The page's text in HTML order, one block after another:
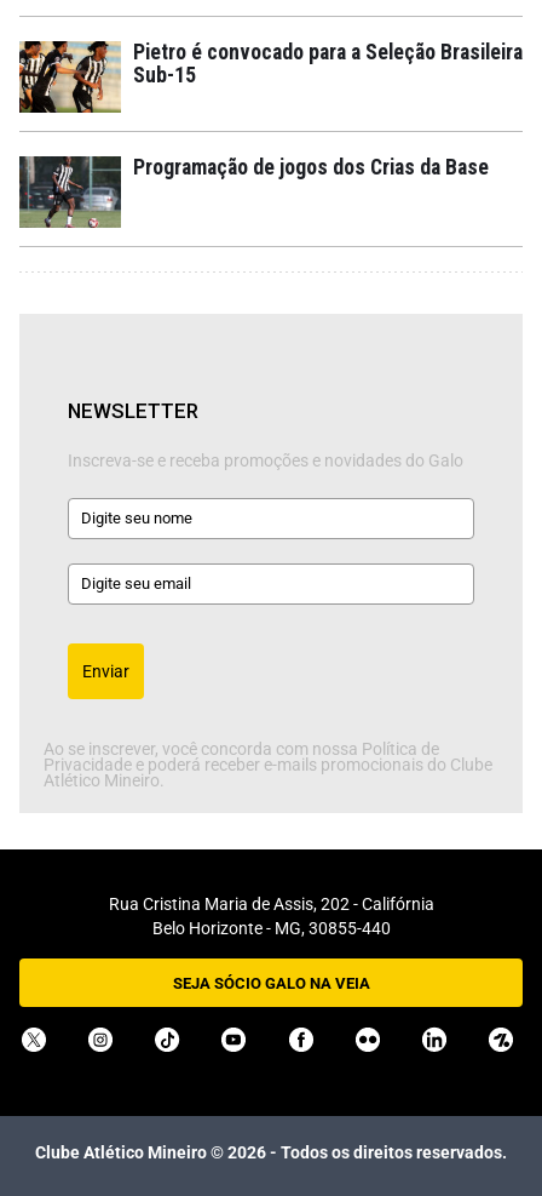
Pietro é convocado para a Seleção Brasileira
Sub-15
Programação de jogos dos Crias da Base
NEWSLETTER
Inscreva-se e receba promoções e novidades do Galo
Enviar
Ao se inscrever, você concorda com nossa Política de
Privacidade e poderá receber e-mails promocionais do Clube
Atlético Mineiro.
Rua Cristina Maria de Assis, 202 - Califórnia
Belo Horizonte - MG, 30855-440
SEJA SÓCIO GALO NA VEIA
Clube Atlético Mineiro ©2026- Todos os direitos reservados.